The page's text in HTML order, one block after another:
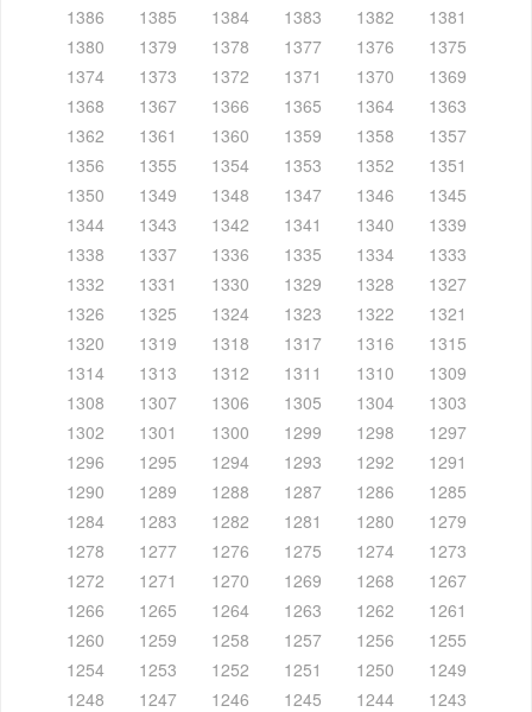
1386
1385 1384 1383 1382
1381
1380
1379 1378 1377 1376
1375
1374
1373 1372 1371 1370
1369
1368
1367 1366 1365 1364
1363
1362
1361 1360 1359 1358
1357
1356
1355 1354 1353 1352
1351
1350
1349 1348 1347 1346
1345
1344
1343 1342 1341 1340
1339
1338
1337 1336 1335 1334
1333
1332
1331 1330 1329 1328
1327
1326
1325 1324 1323 1322
1321
1320
1319 1318 1317 1316
1315
1314
1313 1312 1311 1310
1309
1308
1307 1306 1305 1304
1303
1302
1301 1300 1299 1298
1297
1296
1295 1294 1293 1292
1291
1290
1289 1288 1287 1286
1285
1284
1283 1282 1281 1280
1279
1278
1277 1276 1275 1274
1273
1272
1271 1270 1269 1268
1267
1266
1265 1264 1263 1262
1261
1260
1259 1258 1257 1256
1255
1254
1253 1252 1251 1250
1249
1248
1247 1246 1245 1244
1243